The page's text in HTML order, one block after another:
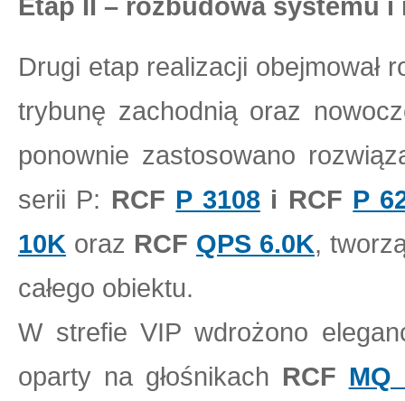
Drugi etap realizacji obejmował
trybunę zachodnią oraz
ponownie zastosowano
serii P: RCF P 3108i RCF P
10K oraz RCF QPS 6.0K,
całego obiektu.
W strefie VIP wdrożono
oparty na głośnikach RCF MQ